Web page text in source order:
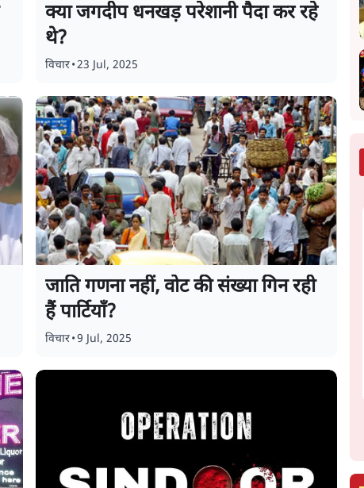
क्या जगदीप धनखड़ परेशानी पैदा कर रहे
थे?
विचार•23 Jul, 2025
जाति गणना नहीं, वोट की संख्या गिन रही
हैं पार्टियाँ?
विचार•9 Jul, 2025